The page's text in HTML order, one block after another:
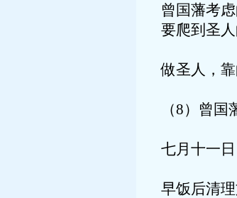
曾国藩考
要爬到圣人
做圣人，
（8）曾
七月十一
早饭后清